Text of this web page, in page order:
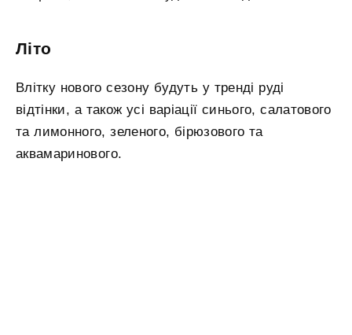
Літо
Влітку нового сезону будуть у тренді руді
відтінки, а також усі варіації синього, салатового
та лимонного, зеленого, бірюзового та
аквамаринового.